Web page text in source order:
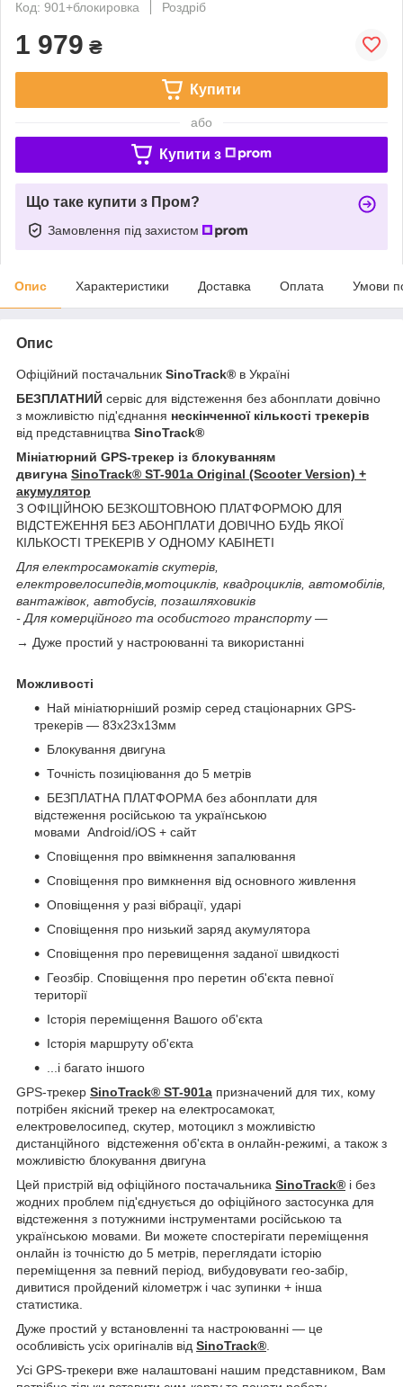
Код: 901+блокировка
Роздріб
1 979 ₴
Купити
або
Купити з
Що таке купити з Пром?
Замовлення під захистом
Опис Характеристики Доставка Оплата Умови
Опис
Офіційний постачальник SinoTrack® в Україні
БЕЗПЛАТНИЙ сервіс для відстеження без абонплати довічно
з можливістю під'єднання нескінченної кількості трекерів
від представництва SinoTrack®
Мініатюрний GPS-трекер із блокуванням
двигуна SinoTrack® ST-901a Original (Scooter Version) +
акумулятор
З ОФІЦІЙНОЮ БЕЗКОШТОВНОЮ ПЛАТФОРМОЮ ДЛЯ
ВІДСТЕЖЕННЯ БЕЗ АБОНПЛАТИ ДОВІЧНО БУДЬ ЯКОЇ
КІЛЬКОСТІ ТРЕКЕРІВ У ОДНОМУ КАБІНЕТІ
Для електросамокатів скутерів,
електровелосипедів,мотоциклів, квадроциклів, автомобілів,
вантажівок, автобусів, позашляховиків
- Для комерційного та особистого транспорту —
→ Дуже простий у настроюванні та використанні
Можливості
Най мініатюрніший розмір серед стаціонарних GPS-
трекерів — 83х23x13мм
Блокування двигуна
Точність позиціювання до 5 метрів
БЕЗПЛАТНА ПЛАТФОРМА без абонплати для
відстеження російською та українською
мовами Android/iOS + сайт
Сповіщення про ввімкнення запалювання
Сповіщення про вимкнення від основного живлення
Оповіщення у разі вібрації, ударі
Сповіщення про низький заряд акумулятора
Сповіщення про перевищення заданої швидкості
Геозбір. Сповіщення про перетин об'єкта певної
території
Історія переміщення Вашого об'єкта
Історія маршруту об'єкта
...і багато іншого
GPS-трекер SinoTrack® ST-901a призначений для тих, кому
потрібен якісний трекер на електросамокат,
електровелосипед, скутер, мотоцикл з можливістю
дистанційного відстеження об'єкта в онлайн-режимі, а також з
можливістю блокування двигуна
Цей пристрій від офіційного постачальника SinoTrack® і без
жодних проблем під'єднується до офіційного застосунка для
відстеження з потужними інструментами російською та
українською мовами. Ви можете спостерігати переміщення
онлайн із точністю до 5 метрів, переглядати історію
переміщення за певний період, вибудовувати гео-забір,
дивитися пройдений кілометрж і час зупинки + інша
статистика.
Дуже простий у встановленні та настроюванні — це
особливість усіх оригіналів від SinoTrack®
Усі GPS-трекери вже налаштовані нашим представником, Вам